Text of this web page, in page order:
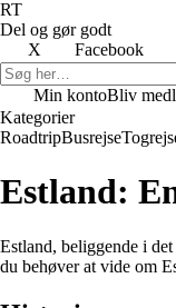
RT
Del og gør godt
X
Facebook
Min kontoBliv
Kategorier
RoadtripBusrejse
Estland:
Estland, beliggende i
du behøver at vide om